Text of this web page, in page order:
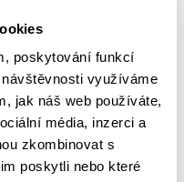
poskytování funkcí
využíváme
jak náš web používáte,
média, inzerci a
zkombinovat s
poskytli nebo které